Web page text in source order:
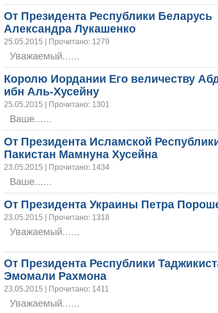
От Президента Республики Беларусь
Александра Лукашенко
25.05.2015 | Прочитано: 1279
Уважаемый......
Королю Иордании Его величеству
ибн Аль-Хусейну
25.05.2015 | Прочитано: 1301
Ваше......
От Президента Исламской
Пакистан Мамнуна Хусейна
23.05.2015 | Прочитано: 1434
Ваше......
От Президента Украины Петра
23.05.2015 | Прочитано: 1318
Уважаемый......
От Президента Республики
Эмомали Рахмона
23.05.2015 | Прочитано: 1411
Уважаемый......